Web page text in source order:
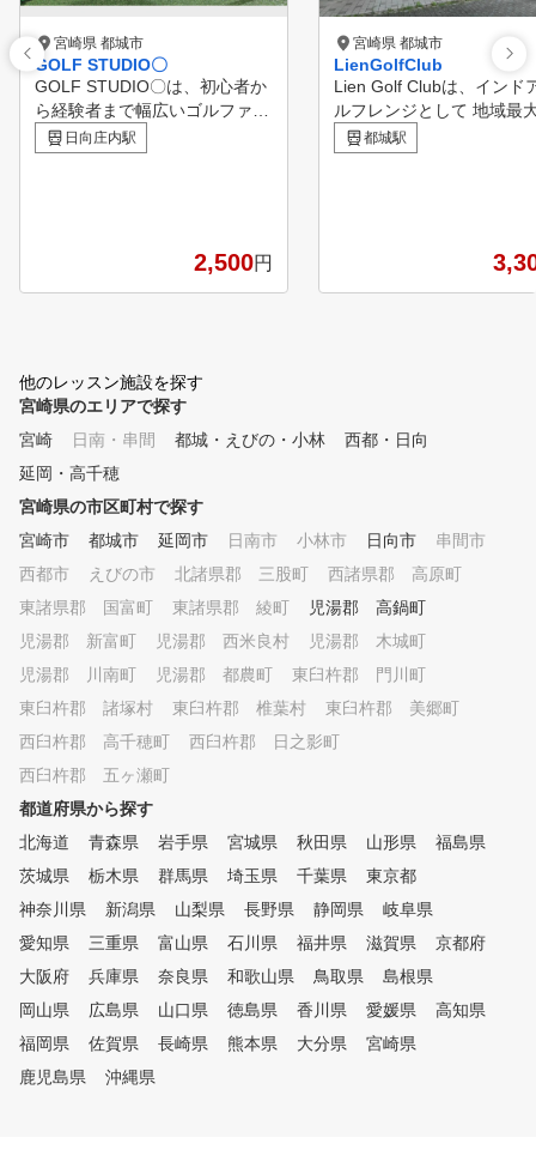
宮崎県 都城市
GOLF STUDIO〇
GOLF STUDIO〇は、初心者か
ら経験者まで幅広いゴルファー
が安心して通える、マンツーマ
ンレッスンが魅力のインドアゴ
たばかりの方でも安心してステ
ップアップできます。 マンツ
「ゴルフを始めてみたい」「も
っと上達したい」「楽しく続け
たい」そんな方にぴったりのス
タジオです。 まずは体験レッ
スンから、お気軽にご参加くだ
日向庄内駅
2,500円
宮崎県 都城市
LienGolfClub
Lien Golf Clubは、インド
ルフレンジとして 地域最
の11打席を実現し最新人
ミレーター3種を導入！ 通
など 様々な設備をご用意！
々のレベルに合わせたプ
設となっています
都城駅
他のレッスン施設を探す
宮崎県のエリアで探す
宮崎
日南・串間 都城・えびの・小林
西都・日向
延岡・高千穂
宮崎県の市区町村で探す
宮崎市
都城市 延岡市 日南市 小林市 日向市
串間市
西都市
えびの市 北諸県郡 三股町
西諸県郡 高原町
東諸県郡 国富町
東諸県郡 綾町
児湯郡 高鍋町
児湯郡 新富町
児湯郡 西米良村
児湯郡 木城町
児湯郡 川南町
児湯郡 都農町
東臼杵郡 門川町
東臼杵郡 諸塚村
東臼杵郡 椎葉村
東臼杵郡 美郷町
西臼杵郡 高千穂町
西臼杵郡 日之影町
西臼杵郡 五ヶ瀬町
都道府県から探す
北海道
青森県 岩手県 宮城県 秋田県 山形県
福島県
茨城県
栃木県 群馬県 埼玉県 千葉県
東京都
神奈川県
新潟県 山梨県 長野県 静岡県
岐阜県
愛知県
三重県 富山県 石川県 福井県 滋賀県
京都府
大阪府
兵庫県 奈良県 和歌山県 鳥取県
島根県
岡山県
広島県 山口県 徳島県 香川県 愛媛県
高知県
福岡県
佐賀県 長崎県 熊本県 大分県
宮崎県
鹿児島県
沖縄県